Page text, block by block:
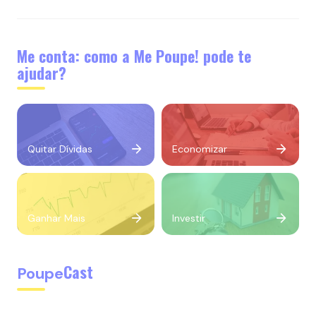
Me conta: como a Me Poupe! pode te
ajudar?
Quitar Dívidas Economizar
Ganhar Mais Investir
PoupeCast